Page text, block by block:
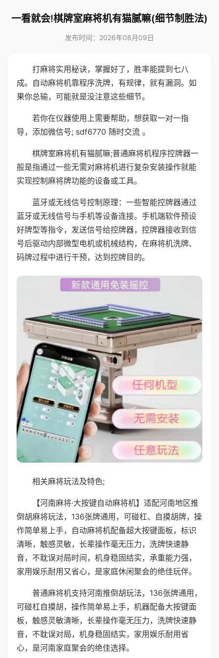
一看就会!棋牌室麻将机有猫腻嘛(细节制胜法)
发布时间：2026年08月09日
打麻将实用秘诀，掌握好了，胜率能提到七八
成。自动麻将机靠程序洗牌，有规律，就有漏洞。如
果你总输，可能就是没注意这些细节。
若你在仪器使用上需要帮助，想获取一对一指
导，添加微信号; sdf6770 随时交流 。
棋牌室麻将机有猫腻嘛;普通麻将机程序控牌器一
般是指通过一些无需对麻将机进行复杂安装操作就能
实现控制麻将牌功能的设备或工具。
蓝牙或无线信号控制原理：一些智能控牌器通过
蓝牙或无线信号与手机等设备连接。手机端软件预设
好牌型等指令，发送信号给控牌器，控牌器接收到信
号后驱动内部微型电机或机械结构，在麻将机洗牌、
码牌过程中进行干预，达到控牌目的。
相关麻将玩法及特色;
【河南麻将·大按键自动麻将机】适配河南地区推
倒胡麻将玩法，136张牌通用，可碰杠、自摸胡牌，操
作简单易上手，自动麻将机配备超大按键面板，标识
清晰，触感灵敏，长辈操作毫无压力，洗牌快速静
音，不耽误对局时间，机身稳固结实，承重能力强，
家用娱乐耐用又省心，是家庭休闲聚会的绝佳玩伴。
普通麻将机支持河南推倒胡玩法，136张牌通用，
可碰杠自摸胡，操作简单易上手，机器配备大按键面
板，触感灵敏清晰，长辈操作毫无压力，洗牌快速静
音，不耽误对局，机身稳固结实，家用娱乐耐用省
心，是河南家庭聚会的绝佳选择。